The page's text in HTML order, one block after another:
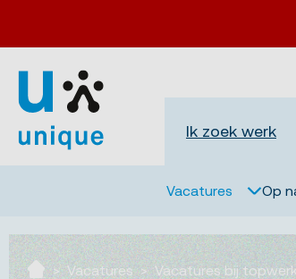
Ik zoek werk
Vacatures Op
Vacatures Vacatures bij